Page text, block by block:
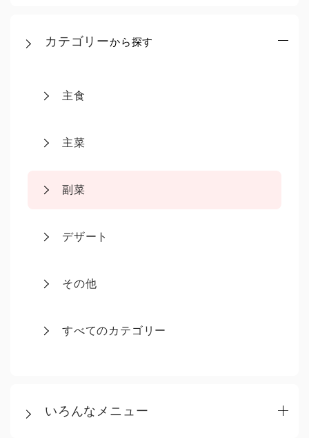
カテゴリーから探す
主食
主菜
副菜
デザート
その他
すべてのカテゴリー
いろんなメニュー